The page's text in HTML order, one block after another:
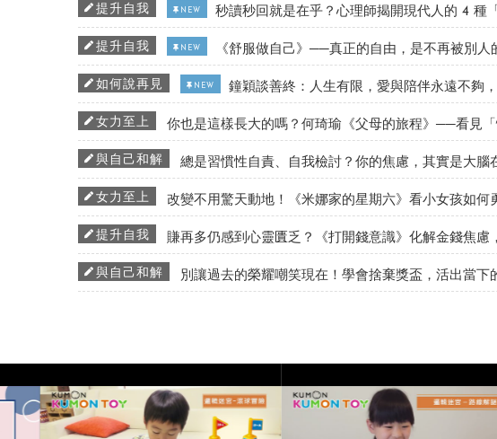
提升自我 NEW 秒讀秒回就是在乎？心理師揭開現代人的 4 種
提升自我 NEW 《舒服做自己》──真正的自由，是不再被別人
如何說再見 NEW 鐘穎談善終：人生有限，愛與陪伴永遠不夠
女力至上 你也是這樣長大的嗎？何琦瑜《父母的旅程》──看見
與自己和解 總是習慣性自責、自我檢討？你的焦慮，其實是大腦
女力至上 改變不用驚天動地！《米娜家的星期六》看小女孩如何
提升自我 賺再多仍感到心靈匱乏？《打開錢意識》化解金錢焦慮
與自己和解 別讓過去的榮耀嘲笑現在！學會捨棄獎盃，活出當下